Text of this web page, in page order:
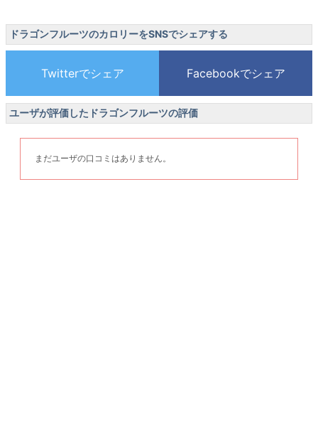
ドラゴンフルーツのカロリーをSNSでシェアする
ユーザが評価したドラゴンフルーツの評価
まだユーザの口コミはありません。